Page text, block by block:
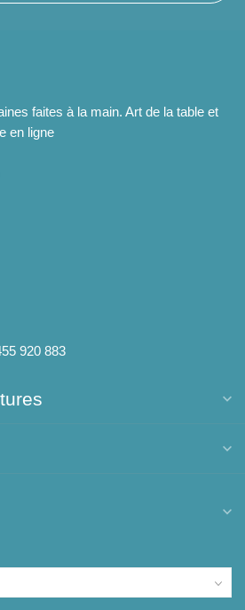
faites à la main. Art de la table et
en ligne
920 883